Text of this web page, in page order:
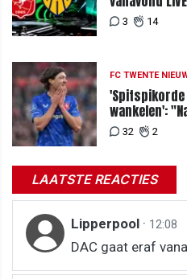
3 14
FC TWENTE
'Spitspikorde
wankelen':
signaal"
32 2
LAATSTE REACTIES
Lipperpool · 12:08
DAC gaat eraf